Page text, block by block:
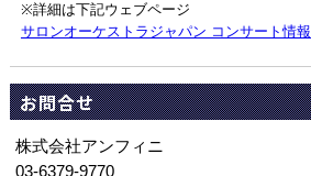
※詳細は下記ウェブページ
サロンオーケストラジャパン コンサート情報
お問合せ
株式会社アンフィニ
03-6379-9770